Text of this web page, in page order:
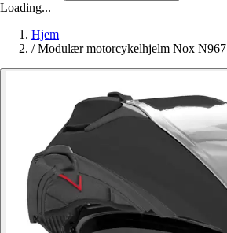
Loading...
Hjem
/ Modulær motorcykelhjelm Nox N967